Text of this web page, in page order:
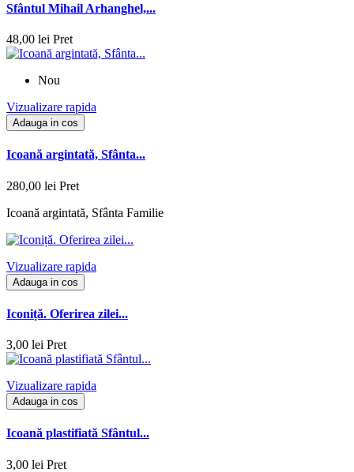
Sfântul Mihail Arhanghel,...
48,00 lei Pret
Nou
Vizualizare rapida
Adauga in cos
Icoană argintată, Sfânta...
280,00 lei Pret
Icoană argintată, Sfânta Familie
Vizualizare rapida
Adauga in cos
Iconiță. Oferirea zilei...
3,00 lei Pret
Vizualizare rapida
Adauga in cos
Icoană plastifiată Sfântul...
3,00 lei Pret